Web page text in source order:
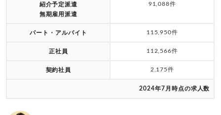
紹介予定派遣
無期雇用派遣
91,088件
パート・アルバイト 115,950件
正社員 112,566件
契約社員 2,175件
2024年7月時点の求人数